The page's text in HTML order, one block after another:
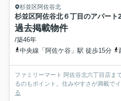
杉並区阿佐谷北
杉並区阿佐谷北６丁目のアパート
過去掲載物件
/築46年
中央線「阿佐ケ谷」駅 徒歩15分
ファミリーマート 阿佐谷北六丁目店ま
るのもポイント。住みやすさが満載で
る